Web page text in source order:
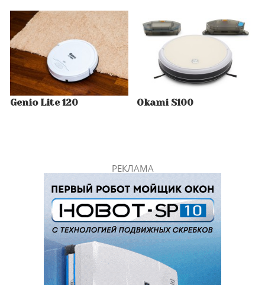
Genio Lite 120 Okami S100
РЕКЛАМА